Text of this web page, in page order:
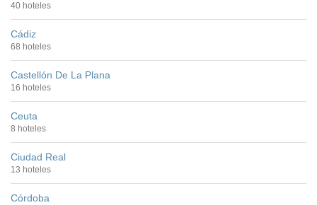
40 hoteles
Cádiz
68 hoteles
Castellón De La Plana
16 hoteles
Ceuta
8 hoteles
Ciudad Real
13 hoteles
Córdoba